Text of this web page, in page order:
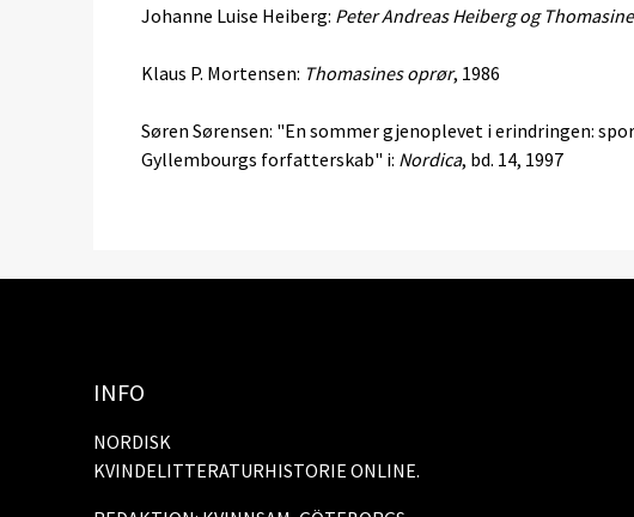
Johanne Luise Heiberg: Peter Andreas Heiberg og
Klaus P. Mortensen: Thomasines oprør, 1986
Søren Sørensen: "En sommer gjenoplevet i erindringen:
Gyllembourgs forfatterskab" i: Nordica, bd. 14, 1997
INFO
NORDISK
KVINDELITTERATURHISTORIE ONLINE.